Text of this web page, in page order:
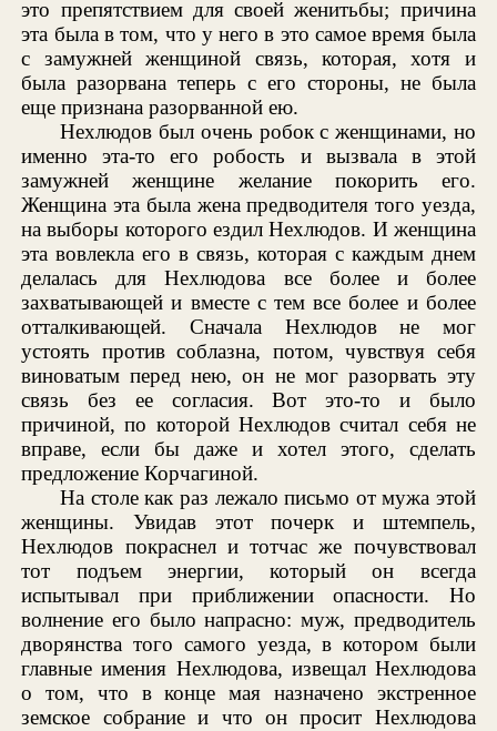
это препятствием для своей женитьбы; причина
эта была в том, что у него в это самое время была
с замужней женщиной связь, которая, хотя и
была разорвана теперь с его стороны, не была
еще признана разорванной ею.
Нехлюдов был очень робок с женщинами, но
именно эта-то его робость и вызвала в этой
замужней женщине желание покорить его.
Женщина эта была жена предводителя того уезда,
на выборы которого ездил Нехлюдов. И женщина
эта вовлекла его в связь, которая с каждым днем
делалась для Нехлюдова все более и более
захватывающей и вместе с тем все более и более
отталкивающей. Сначала Нехлюдов не мог
устоять против соблазна, потом, чувствуя себя
виноватым перед нею, он не мог разорвать эту
связь без ее согласия. Вот это-то и было
причиной, по которой Нехлюдов считал себя не
вправе, если бы даже и хотел этого, сделать
предложение Корчагиной.
На столе как раз лежало письмо от мужа этой
женщины. Увидав этот почерк и штемпель,
Нехлюдов покраснел и тотчас же почувствовал
тот подъем энергии, который он всегда
испытывал при приближении опасности. Но
волнение его было напрасно: муж, предводитель
дворянства того самого уезда, в котором были
главные имения Нехлюдова, извещал Нехлюдова
о том, что в конце мая назначено экстренное
земское собрание и что он просит Нехлюдова